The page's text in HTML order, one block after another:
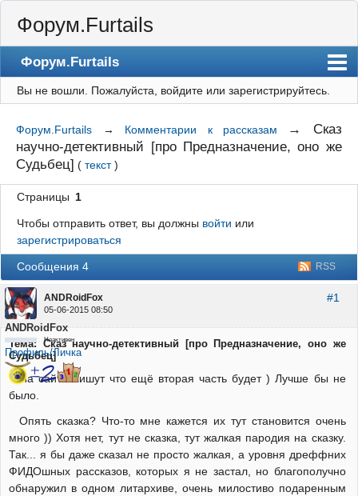
Форум.Furtails
Форум.Furtails
На сайт
Форум
Регистрация
Вход
Вы не вошли. Пожалуйста, войдите или зарегистрируйтесь.
Форум.Furtails → Комментарии к рассказам → Сказ
научно-детективный [про Предназначение, оно же
Судьбец] (текст)
Страницы 1
Чтобы отправить ответ, вы должны войти или
зарегистрироваться
RSS
Сообщения 4
#1
ANDRoidFox
05-06-2015 08:50
ANDRoidFox
Неактивен
Профиль/Личка
Тема: Сказ научно-детективный [про Предназначение, оно же
Судьбец]
На сайте пишут что ещё вторая часть будет ) Лучше бы не
было.
Опять сказка? Что-то мне кажется их тут становится очень
много )) Хотя нет, тут не сказка, тут жалкая пародия на сказку.
Так... я бы даже сказал не просто жалкая, а уровня дреффних
ФИДОшных рассказов, которых я не застал, но благополучно
обнаружил в одном литархиве, очень милостиво подаренным